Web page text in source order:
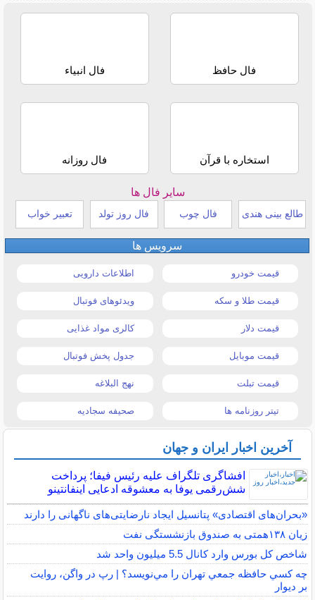
فال حافظ فال انبیاء
استخاره با قرآن فال روزانه
سایر فال ها
طالع بینی هندی فال چوب فال روز تولد تعبیر خواب
سرویس ها
قیمت خودرو اطلاعات دارویی
قیمت طلا و سکه ویدئوهای فوتبال
قیمت دلار کالری مواد غذایی
قیمت موبایل جدول پخش فوتبال
قیمت تبلت نهج البلاغه
تیتر روزنامه ها صحیفه سجادیه
آخرین اخبار ایران و جهان
افشاگری تلگراف علیه رئیس فیفا؛ پرداخت
شش‌رقمی یوفا به معشوقه ادعایی اینفانتینو
«بحران‌های اقتصادی» پتانسیل ایجاد نارضایتی‌های ناگهانی را دارند
زیان ۱۳۸همتی به صندوق بازنشستگی نفت
شاخص کل بورس وارد کانال 5.5 میلیون واحد شد
چه كسي حافظه جمعي تهران را مي‌نويسد؟ | رپ در واگن، روايت
بر ديوار